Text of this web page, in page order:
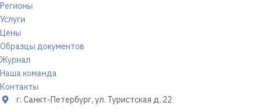
Регионы
Услуги
Цены
Образцы документов
Журнал
Наша команда
Контакты
г. Санкт-Петербург, ул. Туристская д. 22